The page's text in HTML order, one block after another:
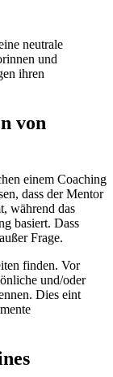
neutrale
und
ihren
von
einem Coaching
dass der Mentor
während das
basiert. Dass
Frage.
finden. Vor
und/oder
Dies eint